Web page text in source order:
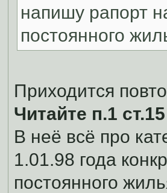
напишу рапорт
постоянного
Приходится
Читайте п.1
В неё всё про
1.01.98 года
постоянного